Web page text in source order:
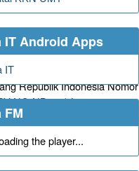
IT Android Apps
IT
the player...
Institution
Republik Indonesia Nomor
NC-ND 4.0) License